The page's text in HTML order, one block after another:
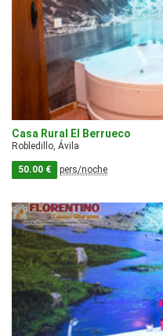
Casa Rural El Berrueco
Robledillo, Ávila
50.00 € pers/noche